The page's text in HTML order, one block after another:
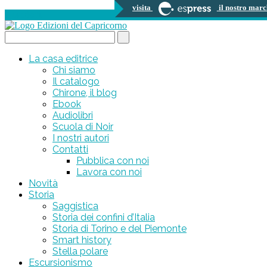
visita il nostro
La casa editrice
Chi siamo
Il catalogo
Chirone, il blog
Ebook
Audiolibri
Scuola di Noir
I nostri autori
Contatti
Pubblica con noi
Lavora con noi
Novità
Storia
Saggistica
Storia dei confini d’Italia
Storia di Torino e del Piemonte
Smart history
Stella polare
Escursionismo